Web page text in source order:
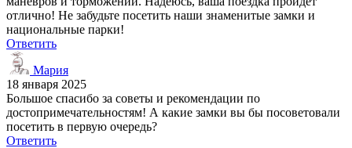
отлично! Не забудьте посетить наши знаменитые замки и
национальные парки!
Ответить
Мария
18 января 2025
Большое спасибо за советы и рекомендации по
достопримечательностям! А какие замки вы бы посоветовали
посетить в первую очередь?
Ответить